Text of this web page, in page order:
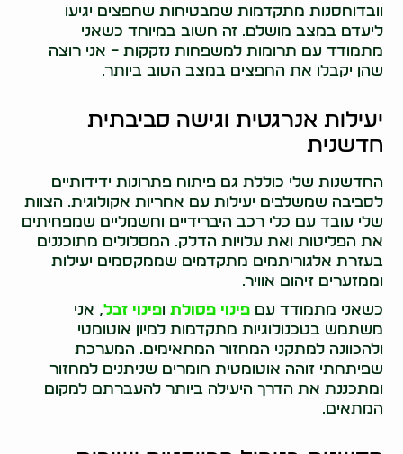
וובדוחסנות מתקדמות שמבטיחות שחפצים יגיעו
ליעדם במצב מושלם. זה חשוב במיוחד כשאני
מתמודד עם תרומות למשפחות נזקקות – אני רוצה
שהן יקבלו את החפצים במצב הטוב ביותר.
יעילות אנרגטית וגישה סביבתית
חדשנית
החדשנות שלי כוללת גם פיתוח פתרונות ידידותיים
לסביבה שמשלבים יעילות עם אחריות אקולוגית. הצוות
שלי עובד עם כלי רכב היברידיים וחשמליים שמפחיתים
את הפליטות ואת עלויות הדלק. המסלולים מתוכננים
בעזרת אלגוריתמים מתקדמים שממקסמים יעילות
וממזערים זיהום אוויר.
כשאני מתמודד עםפינוי פסולת ופינוי זבל, אני
משתמש בטכנולוגיות מתקדמות למיון אוטומטי
ולהכוונה למתקני המחזור המתאימים. המערכת
שפיתחתי זוהה אוטומטית חומרים שניתנים למחזור
ומתכננת את הדרך היעילה ביותר להעברתם למקום
המתאים.